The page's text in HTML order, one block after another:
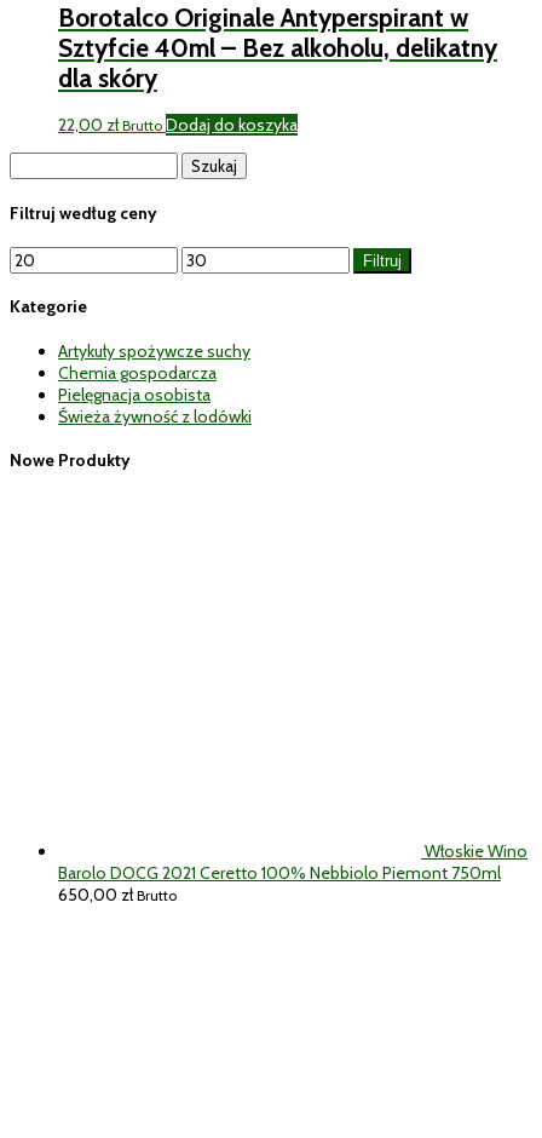
Borotalco Originale Antyperspirant w
Sztyfcie 40ml – Bez alkoholu, delikatny
dla skóry
22,00 zł Brutto Dodaj do koszyka
Filtruj według ceny
Cena
min
Cena
max
Filtruj
Kategorie
Artykuły spożywcze suchy
Chemia gospodarcza
Pielęgnacja osobista
Świeża żywność z lodówki
Nowe Produkty
Włoskie Wino
Barolo DOCG 2021 Ceretto 100% Nebbiolo Piemont 750ml
650,00 zł Brutto